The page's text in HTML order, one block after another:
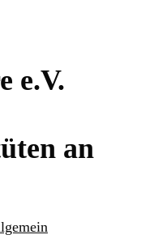
e.V.
an